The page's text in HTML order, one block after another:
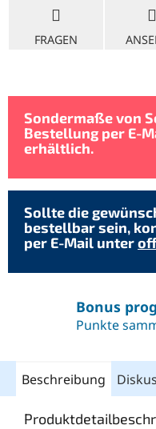
FRAGEN
Sondermaße von
Bestellung per E-
erhältlich.
Sollte die
bestellbar sein,
per E-Mail unter
Bonus
Punkte
Beschreibung